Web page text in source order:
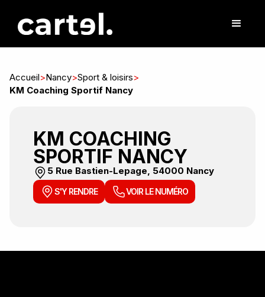
Accueil>Nancy>Sport & loisirs>
KM Coaching Sportif Nancy
KM COACHING
SPORTIF NANCY
5 Rue Bastien-Lepage, 54000 Nancy
S'Y RENDRE VOIR LE NUMÉRO